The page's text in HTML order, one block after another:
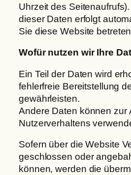
Uhrzeit des
dieser Daten erfolgt
Sie diese Website
Wofür nutzen wir Ihre
Ein Teil der Daten wird
fehlerfreie Bereitstellung
gewährleisten.
Andere Daten können zur
Nutzerverhaltens
Sofern über die Website
geschlossen oder
können, werden die